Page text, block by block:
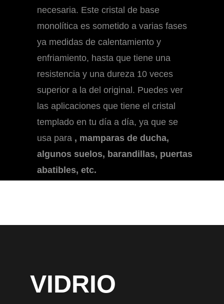
necesaria. Este cristal de base
monolítica es sometido a varias fases
ya medidas de calentamiento y
enfriamiento, hasta que tiene una
resistencia y una dureza 10 veces
superior a la del original. Puedes ver
las aplicaciones que tiene el cristal
templado en tu día a día, ya que se
usa para , mamparas de ducha,
algunos suelos, barandillas, puertas
abatibles, etc.
VIDRIO